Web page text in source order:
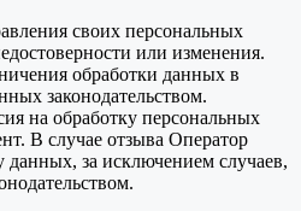
своих персональных
или изменения.
обработки данных в
законодательством.
на обработку персональных
В случае отзыва Оператор
данных, за исключением случаев,